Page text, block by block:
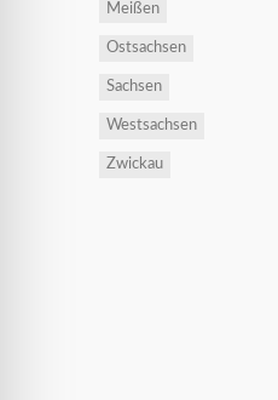
Meißen
Ostsachsen
Sachsen
Westsachsen
Zwickau